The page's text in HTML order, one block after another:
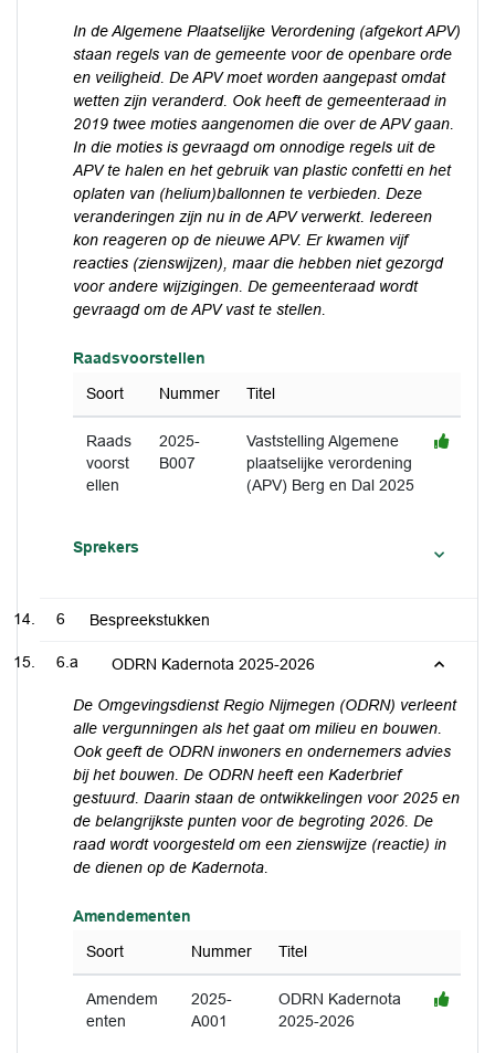
In de Algemene Plaatselijke Verordening (afgekort APV)
staan regels van de gemeente voor de openbare orde
en veiligheid. De APV moet worden aangepast omdat
wetten zijn veranderd. Ook heeft de gemeenteraad in
2019 twee moties aangenomen die over de APV gaan.
In die moties is gevraagd om onnodige regels uit de
APV te halen en het gebruik van plastic confetti en het
oplaten van (helium)ballonnen te verbieden. Deze
veranderingen zijn nu in de APV verwerkt. Iedereen
kon reageren op de nieuwe APV. Er kwamen vijf
reacties (zienswijzen), maar die hebben niet gezorgd
voor andere wijzigingen. De gemeenteraad wordt
gevraagd om de APV vast te stellen.
Raadsvoorstellen
Soort
Nummer Titel
Raads
voorst
ellen
2025-
B007
Vaststelling Algemene
plaatselijke verordening
(APV) Berg en Dal 2025
Sprekers
6 Bespreekstukken
6.a ODRN Kadernota 2025-2026
De Omgevingsdienst Regio Nijmegen (ODRN) verleent
alle vergunningen als het gaat om milieu en bouwen.
Ook geeft de ODRN inwoners en ondernemers advies
bij het bouwen. De ODRN heeft een Kaderbrief
gestuurd. Daarin staan de ontwikkelingen voor 2025 en
de belangrijkste punten voor de begroting 2026. De
raad wordt voorgesteld om een zienswijze (reactie) in
de dienen op de Kadernota.
Amendementen
Soort
Nummer Titel
Amendem
enten
2025-
A001
ODRN Kadernota
2025-2026